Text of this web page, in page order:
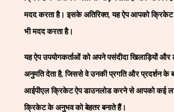
मदद करता है। इसके अतिरिक्त, यह ऐप आपको क्रिकेट
भी मदद करता है।
यह ऐप उपयोगकर्ताओं को अपने पसंदीदा खिलाड़ियों
अनुमति देता है, जिससे वे उनकी प्रगति और प्रदर्शन के
आईपीएल क्रिकेट ऐप डाउनलोड करने से आपको कई
क्रिकेट के अनुभव को बेहतर बनाते हैं।